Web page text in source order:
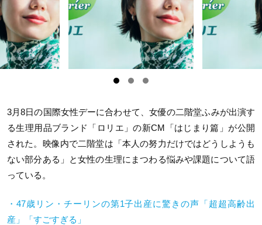
3月8日の国際女性デーに合わせて、女優の二階堂ふみが出演す
る生理用品ブランド「ロリエ」の新CM「はじまり篇」が公開
された。映像内で二階堂は「本人の努力だけではどうしようも
ない部分ある」と女性の生理にまつわる悩みや課題について語
っている。
・47歳リン・チーリンの第1子出産に驚きの声「超超高齢出
産」「すごすぎる」